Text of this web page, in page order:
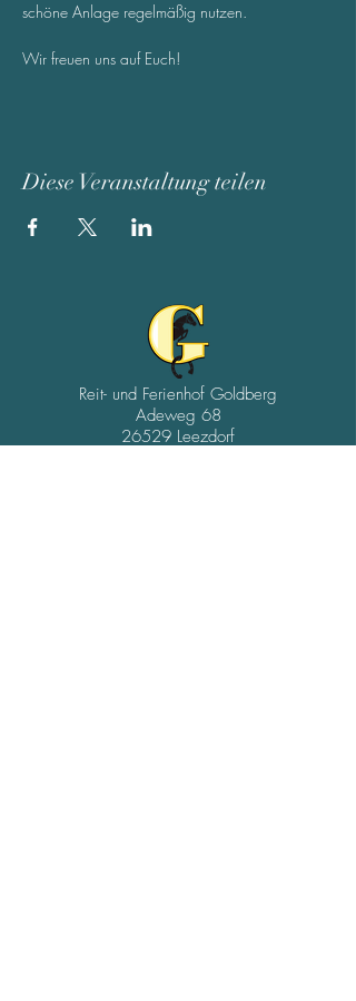
schöne Anlage regelmäßig nutzen.
Wir freuen uns auf Euch!
Diese Veranstaltung teilen
Reit- und Ferienhof Goldberg
Adeweg 68
26529 Leezdorf